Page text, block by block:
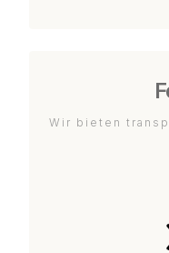
Wir bieten